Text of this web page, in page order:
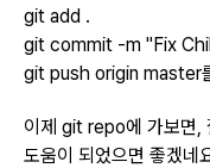
git add .
git commit -m "Fix
git push origin master
이제 git repo에 가보면,
도움이 되었으면 좋겠네